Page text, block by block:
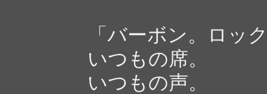
「バーボン。ロッ
いつもの席。
いつもの声。